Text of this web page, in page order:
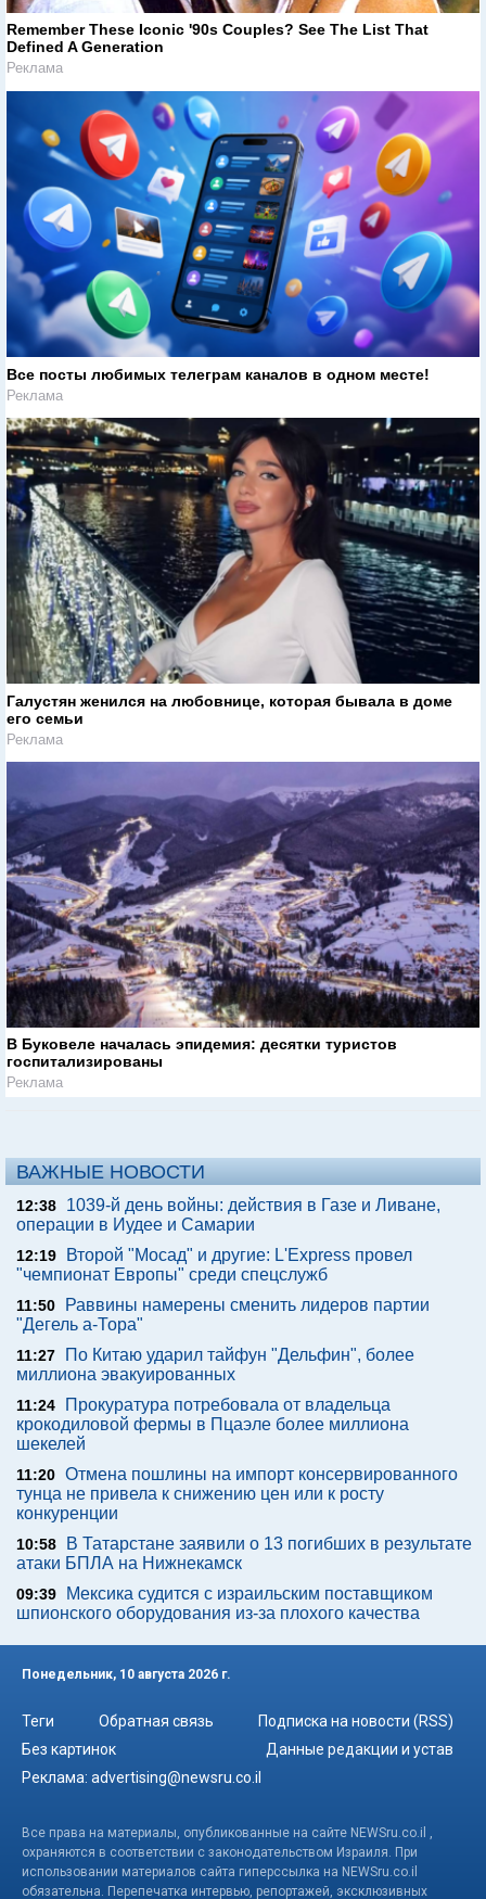
Remember These Iconic '90s Couples? See The List That
Defined A Generation
Реклама
Все посты любимых телеграм каналов в одном месте!
Реклама
Галустян женился на любовнице, которая бывала в доме
его семьи
Реклама
В Буковеле началась эпидемия: десятки туристов
госпитализированы
Реклама
ВАЖНЫЕ НОВОСТИ
12:38
1039-й день войны: действия в Газе и Ливане,
операции в Иудее и Самарии
12:19
Второй "Мосад" и другие: L'Express провел
"чемпионат Европы" среди спецслужб
11:50
Раввины намерены сменить лидеров партии
"Дегель а-Тора"
11:27
По Китаю ударил тайфун "Дельфин", более
миллиона эвакуированных
11:24
Прокуратура потребовала от владельца
крокодиловой фермы в Пцаэле более миллиона
шекелей
11:20 Отмена пошлины на импорт консервированного
тунца не привела к снижению цен или к росту
конкуренции
10:58
В Татарстане заявили о 13 погибших в результате
атаки БПЛА на Нижнекамск
09:39
Мексика судится с израильским поставщиком
шпионского оборудования из-за плохого качества
Понедельник, 10 августа 2026 г.
Теги Обратная связь
Подписка на новости (RSS)
Без картинок
Данные редакции и устав
Реклама: advertising@newsru.co.il
Все права на материалы, опубликованные на сайте NEWSru.co.il ,
охраняются в соответствии с законодательством Израиля. При
использовании материалов сайта гиперссылка на NEWSru.co.il
обязательна. Перепечатка интервью, репортажей, эксклюзивных